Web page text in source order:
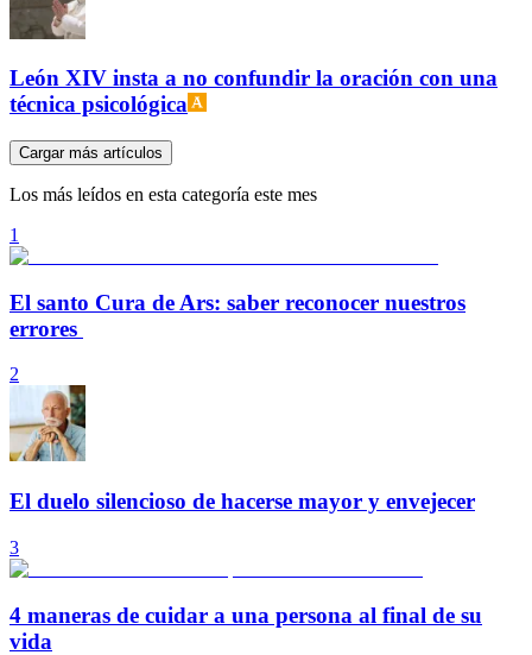
León XIV insta a no confundir la oración con una
técnica psicológica
Cargar más artículos
Los más leídos en esta categoría este mes
1
El santo Cura de Ars: saber reconocer nuestros
errores
2
El duelo silencioso de hacerse mayor y envejecer
3
4 maneras de cuidar a una persona al final de su
vida